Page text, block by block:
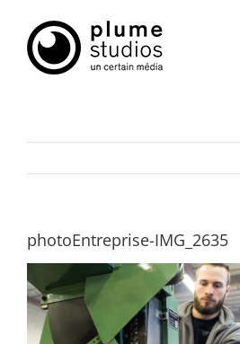
contenu
photoEntreprise-IMG_2635